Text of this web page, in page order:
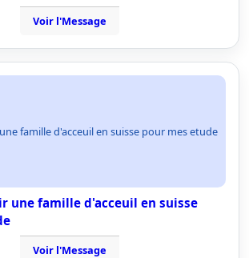
Voir l'Message
famille d'acceuil en suisse pour mes etude
une famille d'acceuil en suisse
Voir l'Message